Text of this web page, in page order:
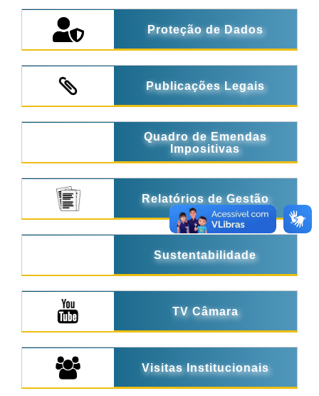
Proteção de Dados
Publicações Legais
Quadro de Emendas
Impositivas
Relatórios de Gestão
Sustentabilidade
TV Câmara
Visitas Institucionais